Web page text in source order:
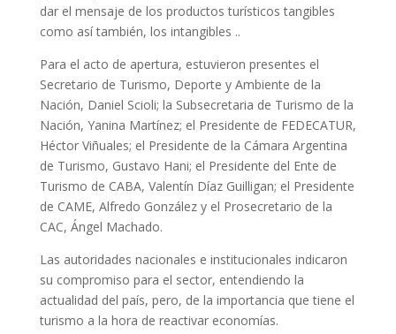
dar el mensaje de los productos turísticos tangibles
como así también, los intangibles ..
Para el acto de apertura, estuvieron presentes el
Secretario de Turismo, Deporte y Ambiente de la
Nación, Daniel Scioli; la Subsecretaria de Turismo de la
Nación, Yanina Martínez; el Presidente de FEDECATUR,
Héctor Viñuales; el Presidente de la Cámara Argentina
de Turismo, Gustavo Hani; el Presidente del Ente de
Turismo de CABA, Valentín Díaz Guilligan; el Presidente
de CAME, Alfredo González y el Prosecretario de la
CAC, Ángel Machado.
Las autoridades nacionales e institucionales indicaron
su compromiso para el sector, entendiendo la
actualidad del país, pero, de la importancia que tiene el
turismo a la hora de reactivar economías.